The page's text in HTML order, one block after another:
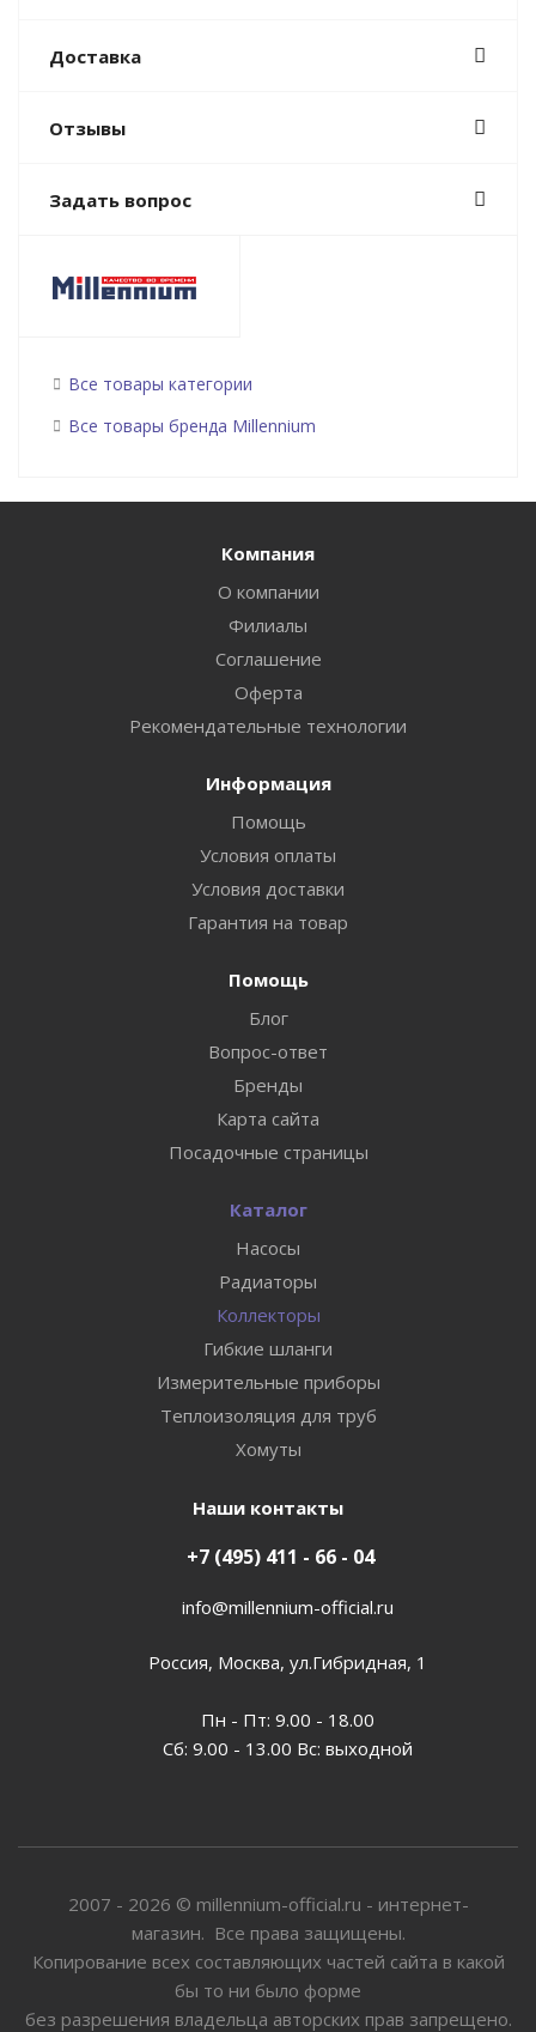
Доставка
Отзывы
Задать вопрос
Все товары категории
Все товары бренда Millennium
Компания
О компании
Филиалы
Соглашение
Оферта
Рекомендательные технологии
Информация
Помощь
Условия оплаты
Условия доставки
Гарантия на товар
Помощь
Блог
Вопрос-ответ
Бренды
Карта сайта
Посадочные страницы
Каталог
Насосы
Радиаторы
Коллекторы
Гибкие шланги
Измерительные приборы
Теплоизоляция для труб
Хомуты
Наши контакты
+7 (495) 411 - 66 - 04
info@millennium-official.ru
Россия, Москва, ул.Гибридная, 1
Пн - Пт: 9.00 - 18.00
Сб: 9.00 - 13.00 Вс: выходной
2007 - 2026 © millennium-official.ru - интернет-
магазин. Все права защищены.
Копирование всех составляющих частей сайта в какой
бы то ни было форме
без разрешения владельца авторских прав запрещено.